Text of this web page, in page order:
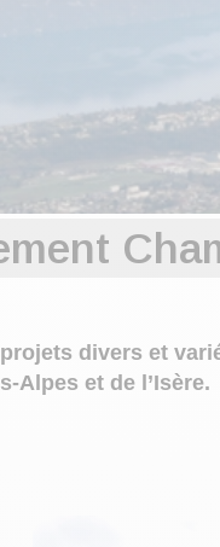
divers et
Alpes et de l’Isère.